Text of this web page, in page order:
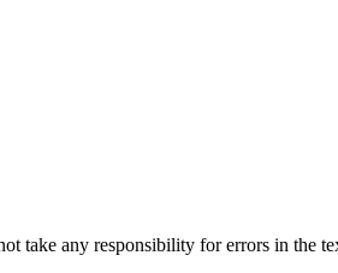
take any responsibility for errors in the